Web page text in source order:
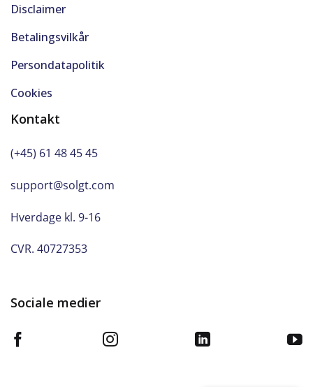
Disclaimer
Betalingsvilkår
Persondatapolitik
Cookies
Kontakt
(+45) 61 48 45 45
support@solgt.com
Hverdage kl. 9-16
CVR. 40727353
Sociale medier